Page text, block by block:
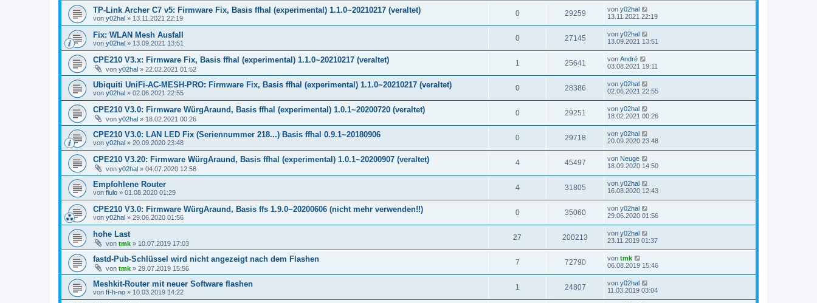
TP-Link Archer C7 v5: Firmware Fix, Basis ffhal (experimental) 1.1.0~20210217 (veraltet)
von y02hal » 13.11.2021 22:19
0 29259 von y02hal
13.11.2021 22:19
Fix: WLAN Mesh Ausfall
von y02hal » 13.09.2021 13:51
0 27145 von y02hal
13.09.2021 13:51
CPE210 V3.x: Firmware Fix, Basis ffhal (experimental) 1.1.0~20210217 (veraltet)
von y02hal » 22.02.2021 01:52
1 25641 von André
03.08.2021 19:11
Ubiquiti UniFi-AC-MESH-PRO: Firmware Fix, Basis ffhal (experimental) 1.1.0~20210217 (veraltet)
von y02hal » 02.06.2021 22:55
0 28386 von y02hal
02.06.2021 22:55
CPE210 V3.0: Firmware WürgAraund, Basis ffhal (experimental) 1.0.1~20200720 (veraltet)
von y02hal » 18.02.2021 00:26
0 29251 von y02hal
18.02.2021 00:26
CPE210 V3.0: LAN LED Fix (Seriennummer 218...) Basis ffhal 0.9.1~20180906
von y02hal » 20.09.2020 23:48
0 29718 von y02hal
20.09.2020 23:48
CPE210 V3.20: Firmware WürgAraund, Basis ffhal (experimental) 1.0.1~20200907 (veraltet)
von y02hal » 04.07.2020 12:58
4 45497 von Neuge
18.09.2020 14:50
Empfohlene Router
von fiulo » 01.08.2020 01:29
4 31805 von y02hal
16.08.2020 12:43
CPE210 V3.0: Firmware WürgAraund, Basis ffs 1.9.0~20200606 (nicht mehr verwenden!!)
von y02hal » 29.06.2020 01:56
0 35060 von y02hal
29.06.2020 01:56
hohe Last
von tmk » 10.07.2019 17:03
27 200213 von y02hal
23.11.2019 01:37
fastd-Pub-Schlüssel wird nicht angezeigt nach dem Flashen
von tmk » 29.07.2019 15:56
7 72790 von tmk
06.08.2019 15:46
Meshkit-Router mit neuer Software flashen
von ff-h-no » 10.03.2019 14:22
1 24807 von y02hal
11.03.2019 03:04